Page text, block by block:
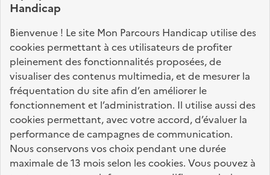
Handicap
Bienvenue ! Le site Mon Parcours Handicap utilise des
cookies permettant à ces utilisateurs de profiter
pleinement des fonctionnalités proposées, de
visualiser des contenus multimedia, et de mesurer la
fréquentation du site afin d’en améliorer le
fonctionnement et l’administration. Il utilise aussi des
cookies permettant, avec votre accord, d’évaluer la
performance de campagnes de communication.
Nous conservons vos choix pendant une durée
maximale de 13 mois selon les cookies. Vous pouvez à
Nos sites partenaires
info.gouv.fr service-public.fr legifrance.gouv.fr
data.gouv.fr
Nos partenaires
La Caisse des Dépôts
accompagne les parcours
de vie